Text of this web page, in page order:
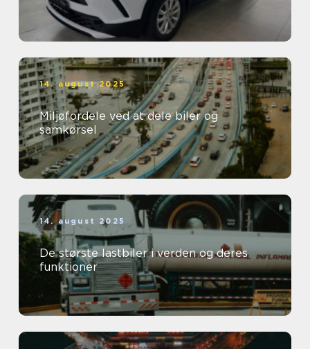
14. august 2025
Miljøfordele ved at dele biler og
samkørsel
14. august 2025
De største lastbiler i verden og deres
funktioner